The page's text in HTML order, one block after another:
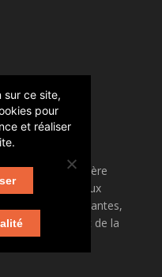
immobilière
située aux
sur Nantes,
le département de la
sur ce site,
pour
et réaliser